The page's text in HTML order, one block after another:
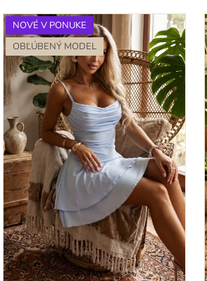
n
e
p
r
o
d
u
k
t
o
v
V
ý
p
i
s
p
r
o
d
u
k
t
o
v
NOVÉ V PONUKE
OBĽÚBENÝ MODEL
79,90 €